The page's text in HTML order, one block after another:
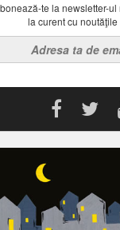
te la newsletter-ul
la curent cu noutăţile